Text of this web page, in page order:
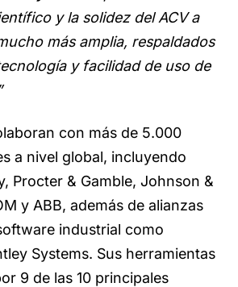
y la solidez del ACV a
más amplia, respaldados
y facilidad de uso de
con más de 5.000
a nivel global, incluyendo
Procter & Gamble, Johnson &
y ABB, además de alianzas
industrial como
Systems. Sus herramientas
9 de las 10 principales